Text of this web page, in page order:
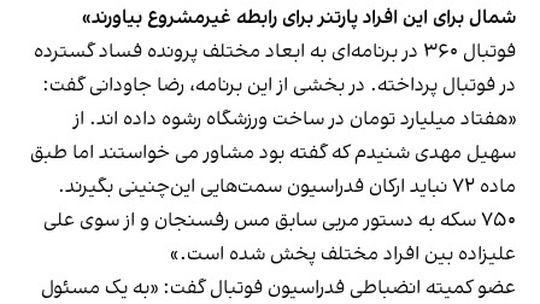
شمال برای این افراد پارتنر برای رابطه غیرمشروع بیاورند»
فوتبال ۳۶۰ در برنامه‌ای به ابعاد مختلف پرونده فساد گسترده
در فوتبال پرداخته. در بخشی از این برنامه، رضا جاودانی گفت:
«هفتاد میلیارد تومان در ساخت ورزشگاه رشوه داده اند. از
سهیل مهدی شنیدم که گفته بود مشاور می خواستند اما طبق
ماده ۷۲ نباید ارکان فدراسیون سمت‌هایی این‌چنینی بگیرند.
۷۵۰ سکه به دستور مربی سابق مس رفسنجان و از سوی علی
علیزاده بین افراد مختلف پخش شده است.»
عضو کمیته انضباطی فدراسیون فوتبال گفت: «به یک مسئول